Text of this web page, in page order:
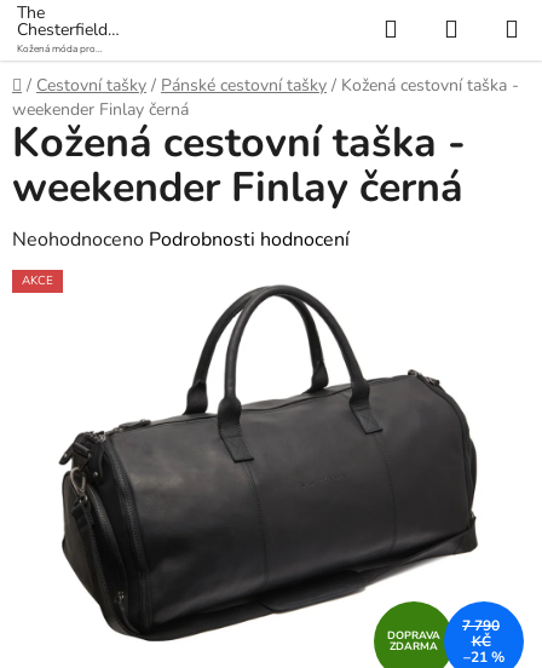
Přejít
na
obsah
The
Chesterfield
Brand
Kožená móda pro
každý den
Hledat
KOŠÍK
Domů
/ Cestovní tašky / Pánské cestovní tašky / Kožená cestovní taška -
weekender Finlay černá
Kožená cestovní taška -
weekender Finlay černá
Průměrné
hodnocení
hvězdiček.
Neohodnoceno Podrobnosti hodnocení
AKCE
DOPRAVA
ZDARMA
7 790
KČ
–21 %